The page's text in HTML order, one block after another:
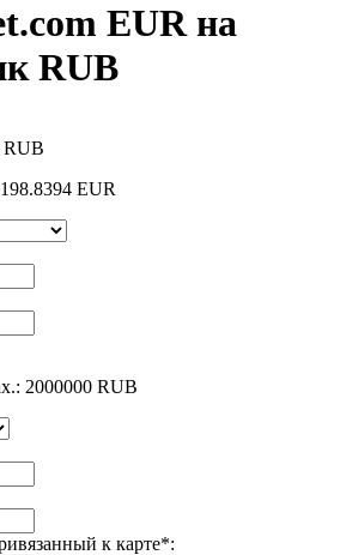
EUR на
RUB
RUB
EUR
2000000 RUB
к карте*: